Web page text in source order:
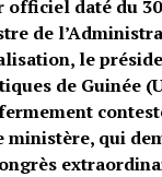
officiel daté du
de
le
de Guinée
ministère, qui